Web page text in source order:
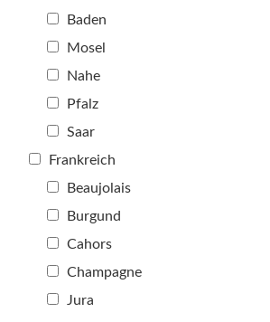
Baden
Mosel
Nahe
Pfalz
Saar
Frankreich
Beaujolais
Burgund
Cahors
Champagne
Jura